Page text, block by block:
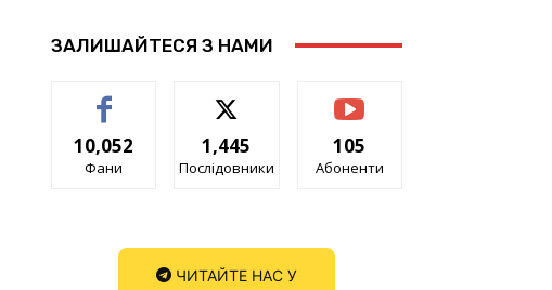
ЗАЛИШАЙТЕСЯ З НАМИ
10,052
Фани
1,445
Послідовники
105
Абоненти
ЧИТАЙТЕ НАС У